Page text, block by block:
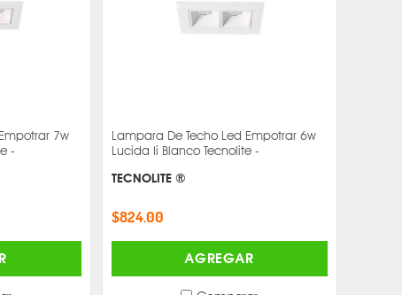
7w
-
Lampara De Techo Led Empotrar 6w
Lucida Ii Blanco Tecnolite -
TECNOLITE ®
$824.00
AGREGAR